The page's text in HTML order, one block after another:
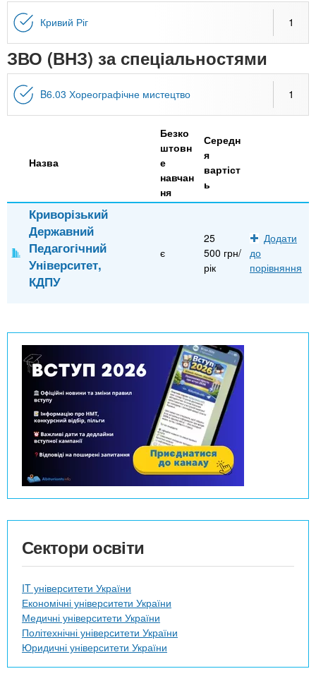
n
t
s
.
n
f
o
з
а
Онлайн курси
За кордоном
Кривий Ріг 1
ЗВО (ВНЗ) за спеціальностями
B6.03 Хореографічне мистецтво 1
Назва
Безко
штовн
е
навчан
ня
Середн
я
вартіст
ь
Криворізький
Державний
Педагогічний
Університет,
КДПУ
є
25
500 грн/
рік
Додати
до
порівняння
Сектори освіти
IT університети України
Економічні університети України
Медичні університети України
Політехнічні університети України
Юридичні університети України